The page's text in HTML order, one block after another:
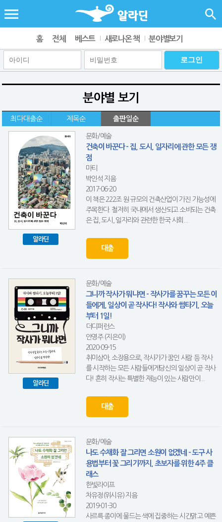
홈 전체 베스트 새로나온 책 분야별보기
분야별 보기
최다대출순 제목순 출판일순
알라딘
문화/예술
건축이 바꾼다 - 집, 도시, 일자리에 관한 모든 쟁
점
마티
박인석 지음
2017-06-20
이 책은 222조 원 규모의 건축산업이 가진 가능성에
주목한다. 철저히 국내에서 생산되고 소비되는 건축
은 집, 도시, 일자리와 관련한 한국 사회...
대출
알라딘
문화/예술
그니까 작사가 뭐냐면 - 작사가를 꿈꾸는 모든 이
들에게, 일상이 곧 작사다! 작사와 썸타기, 오늘
부터 1일!
더디퍼런스
안영주 (지은이)
2020-09-15
취미삼아, 소장용으로, 작사가가 꿈인 사람 등 작사
를 시작하는 모든 사람들에게당신의 일상이 곧 작사
다! 흔히 작사는 특별한 재능이 있는 사람만이...
대출
문화/예술
나도 수채화 잘 그리면 소원이 없겠네 - 도구 사
용법부터 꽃 그리기까지, 초보자를 위한 4주 클
래스
한빛라이프
차유정(위시유) 지음
2019-01-30
사르륵 종이에 물드는 색에 집중하는 시간맑고 예쁜